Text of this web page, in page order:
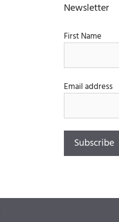
Newsletter
First Name
Email address